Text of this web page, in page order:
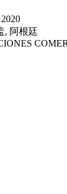
, 阿根廷